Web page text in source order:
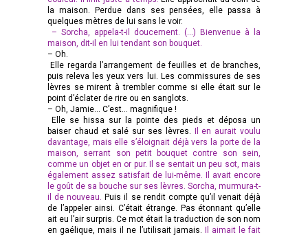
la maison. Perdue dans ses pensées, elle passa à
quelques mètres de lui sans le voir.
– Sorcha, appela-t-il doucement. (…) Bienvenue à la
maison, dit-il en lui tendant son bouquet.
– Oh.
Elle regarda l’arrangement de feuilles et de branches,
puis releva les yeux vers lui. Les commissures de ses
lèvres se mirent à trembler comme si elle était sur le
point d’éclater de rire ou en sanglots.
– Oh, Jamie… C’est… magnifique !
Elle se hissa sur la pointe des pieds et déposa un
baiser chaud et salé sur ses lèvres. Il en aurait voulu
davantage, mais elle s’éloignait déjà vers la porte de la
maison, serrant son petit bouquet contre son sein,
comme un objet en or pur. Il se sentait un peu sot, mais
également assez satisfait de lui-même. Il avait encore
le goût de sa bouche sur ses lèvres. Sorcha, murmura-t-
il de nouveau. Puis il se rendit compte qu’il venait déjà
de l’appeler ainsi. C’était étrange. Pas étonnant qu’elle
ait eu l’air surpris. Ce mot était la traduction de son nom
en gaélique, mais il ne l’utilisait jamais. Il aimait le fait